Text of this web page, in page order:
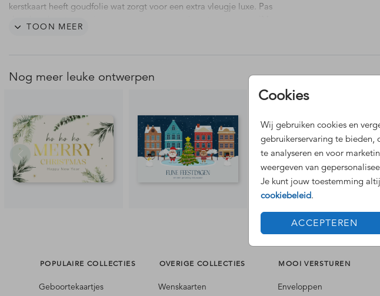
Cookies
Wij gebruiken cookies en
gebruikerservaring te bieden,
te analyseren en voor
weergeven van
Je kunt jouw toestemming
cookiebeleid.
ACCEPTEREN
kerstkaart heeft goudfolie wat zorgt voor een extra vleugje luxe. Pas
christmas and a Hoppy New Year'.
TOON MEER
Nog meer leuke ontwerpen
POPULAIRE COLLECTIES
Geboortekaartjes
OVERIGE COLLECTIES
Wenskaarten
MOOI VERSTUREN
Enveloppen